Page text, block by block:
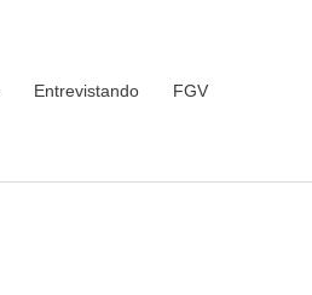
Entrevistando FGV